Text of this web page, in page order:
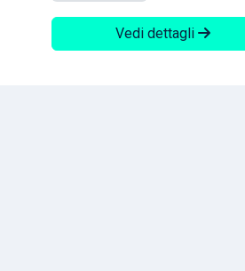
Vedi dettagli